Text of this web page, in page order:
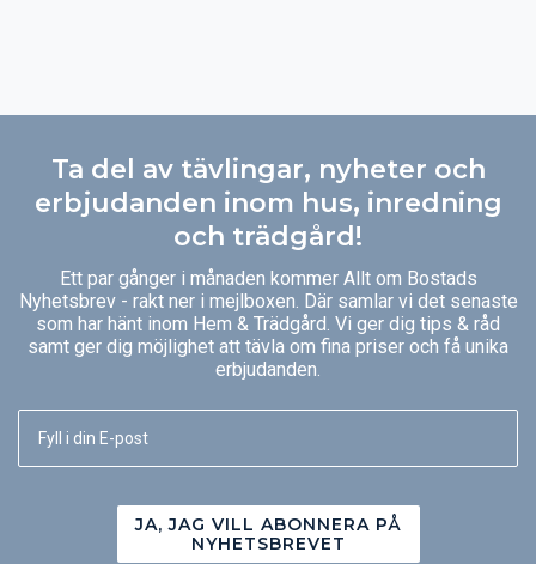
Ta del av tävlingar, nyheter och
erbjudanden inom hus, inredning
och trädgård!
Ett par gånger i månaden kommer Allt om Bostads
Nyhetsbrev - rakt ner i mejlboxen. Där samlar vi det senaste
som har hänt inom Hem & Trädgård. Vi ger dig tips & råd
samt ger dig möjlighet att tävla om fina priser och få unika
erbjudanden.
JA, JAG VILL ABONNERA PÅ
NYHETSBREVET